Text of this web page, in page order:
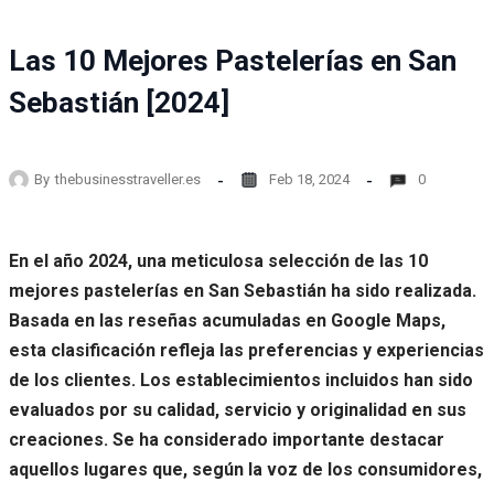
Las 10 Mejores Pastelerías en San
Sebastián [2024]
By thebusinesstraveller.es Feb 18, 2024 0
En el año 2024, una meticulosa selección de las 10
mejores pastelerías en San Sebastián ha sido realizada.
Basada en las reseñas acumuladas en Google Maps,
esta clasificación refleja las preferencias y experiencias
de los clientes. Los establecimientos incluidos han sido
evaluados por su calidad, servicio y originalidad en sus
creaciones. Se ha considerado importante destacar
aquellos lugares que, según la voz de los consumidores,